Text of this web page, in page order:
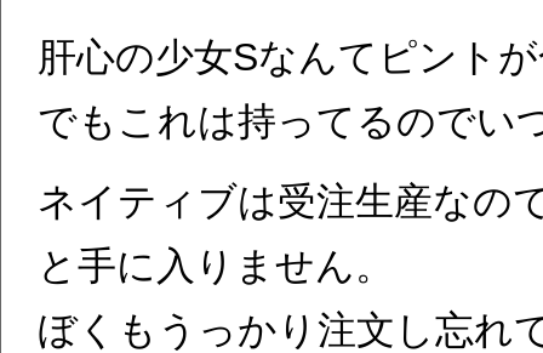
肝心の少女Sなんてピント
でもこれは持ってるのでい
ネイティブは受注生産なの
と手に入りません。
ぼくもうっかり注文し忘れ